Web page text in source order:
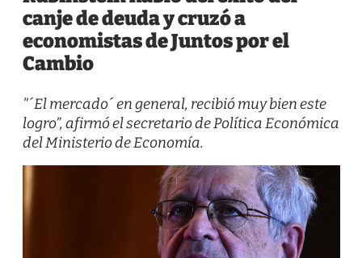
canje de deuda y cruzó a
economistas de Juntos por el
Cambio
"´El mercado´ en general, recibió muy bien este
logro”, afirmó el secretario de Política Económica
del Ministerio de Economía.